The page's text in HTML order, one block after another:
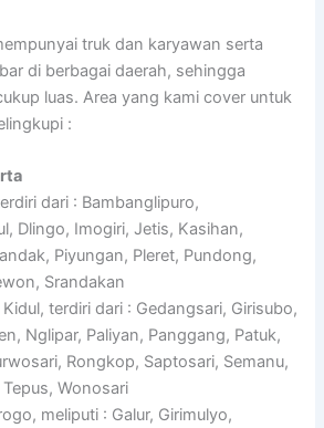
truk dan karyawan serta
di berbagai daerah, sehingga
luas. Area yang kami cover untuk
:
dari : Bambanglipuro,
Dlingo, Imogiri, Jetis, Kasihan,
Piyungan, Pleret, Pundong,
Srandakan
terdiri dari : Gedangsari, Girisubo,
Nglipar, Paliyan, Panggang, Patuk,
Rongkop, Saptosari, Semanu,
Wonosari
meliputi : Galur, Girimulyo,